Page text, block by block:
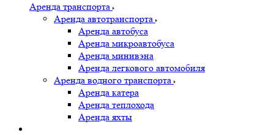
Аренда транспорта
Аренда автотранспорта
Аренда автобуса
Аренда микроавтобуса
Аренда минивэна
Аренда легкового автомобиля
Аренда водного транспорта
Аренда катера
Аренда теплохода
Аренда яхты